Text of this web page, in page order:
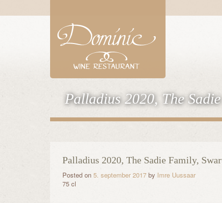
Palladius 2020, The
Palladius 2020, The Sadie Family,
Posted on 5. september 2017 by Imre Uussaar
75 cl